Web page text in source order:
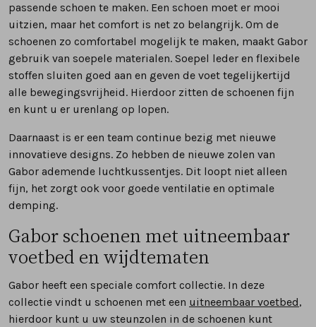
passende schoen te maken. Een schoen moet er mooi
uitzien, maar het comfort is net zo belangrijk. Om de
schoenen zo comfortabel mogelijk te maken, maakt Gabor
gebruik van soepele materialen. Soepel leder en flexibele
stoffen sluiten goed aan en geven de voet tegelijkertijd
alle bewegingsvrijheid. Hierdoor zitten de schoenen fijn
en kunt u er urenlang op lopen.
Daarnaast is er een team continue bezig met nieuwe
innovatieve designs. Zo hebben de nieuwe zolen van
Gabor ademende luchtkussentjes. Dit loopt niet alleen
fijn, het zorgt ook voor goede ventilatie en optimale
demping.
Gabor schoenen met uitneembaar
voetbed en wijdtematen
Gabor heeft een speciale comfort collectie. In deze
collectie vindt u schoenen met een uitneembaar voetbed,
hierdoor kunt u uw steunzolen in de schoenen kunt